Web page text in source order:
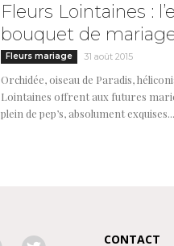
Fleurs Lointaines :
bouquet de
Fleurs mariage 31 août 2015
Orchidée, oiseau de Paradis,
Lointaines offrent aux futures
plein de pep’s, absolument
CONTACT